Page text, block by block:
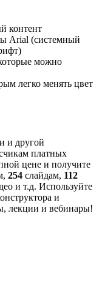
контент
Arial (системный
можно
легко менять цвет
и другой
платных
цене и получите
254 слайдам, 112
и т.д. Используйте
и
лекции и вебинары!